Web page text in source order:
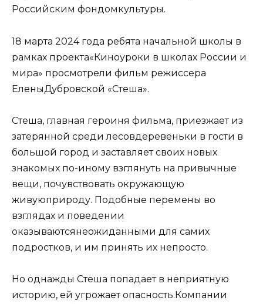
Российским фондомкультуры.
18 марта 2024 года ребята начальной школы в
рамках проекта«Киноуроки в школах России и
мира» просмотрели фильм режиссера
ЕленыДубровской «Стеша».
Стеша, главная героиня фильма, приезжает из
затерянной среди лесовдеревеньки в гости в
большой город и заставляет своих новых
знакомых по-иному взглянуть на привычные
вещи, почувствовать окружающую
живуюприроду. Подобные перемены во
взглядах и поведении
оказываютсянеожиданными для самих
подростков, и им принять их непросто.
Но однажды Стеша попадает в неприятную
историю, ей угрожает опасность.Компании